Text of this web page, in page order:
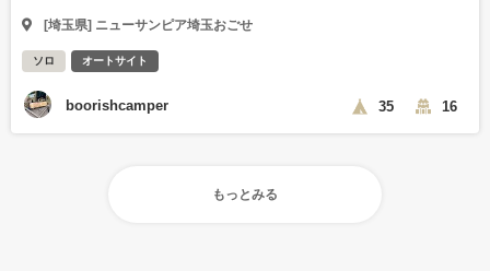
[埼玉県] ニューサンピア埼玉おごせ
ソロ オートサイト
boorishcamper 35 16
もっとみる